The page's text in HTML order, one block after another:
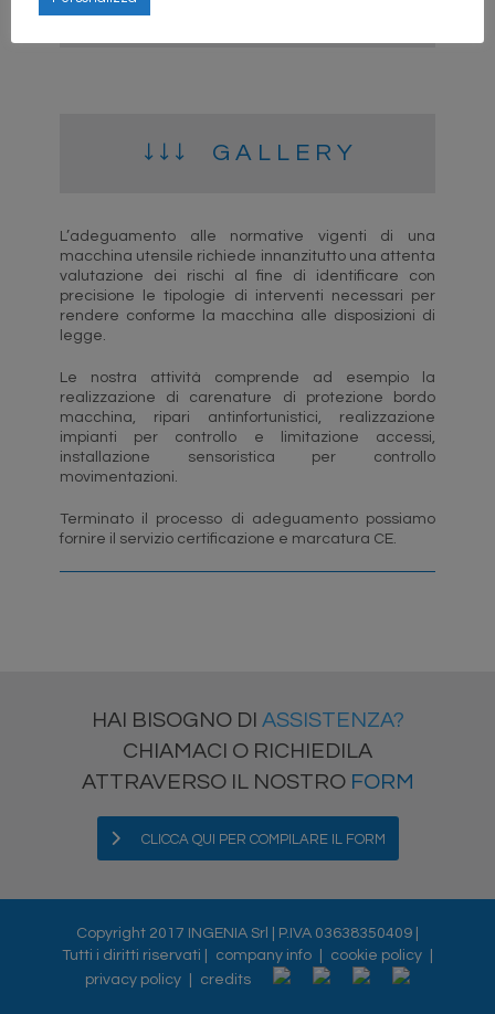
↓ ↓ ↓ G A L L E R Y
L’adeguamento alle normative vigenti di una
macchina utensile richiede innanzitutto una attenta
valutazione dei rischi al fine di identificare con
precisione le tipologie di interventi necessari per
rendere conforme la macchina alle disposizioni di
legge.
Le nostra attività comprende ad esempio la
realizzazione di carenature di protezione bordo
macchina, ripari antinfortunistici, realizzazione
impianti per controllo e limitazione accessi,
installazione sensoristica per controllo
movimentazioni.
Terminato il processo di adeguamento possiamo
fornire il servizio certificazione e marcatura CE.
HAI BISOGNO DI ASSISTENZA?
CHIAMACI O RICHIEDILA
ATTRAVERSO IL NOSTRO FORM
CLICCA QUI PER COMPILARE IL FORM
Copyright 2017 INGENIA Srl | P.IVA 03638350409 |
Tutti i diritti riservati |
company info cookie policy
privacy policy
credits